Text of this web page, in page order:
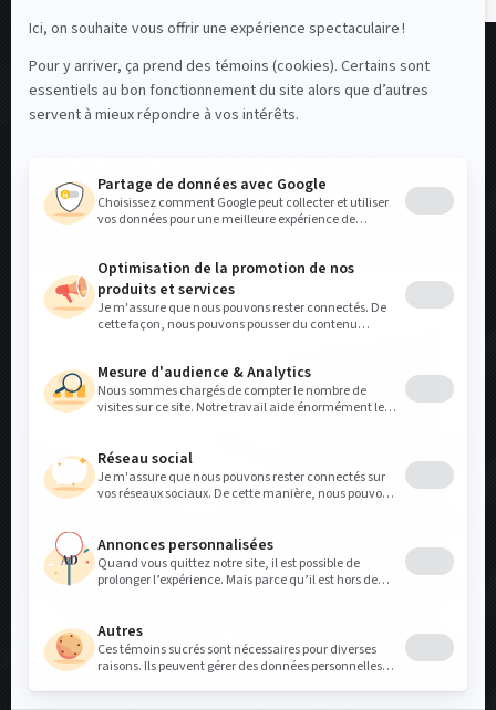
Comptoirs standards